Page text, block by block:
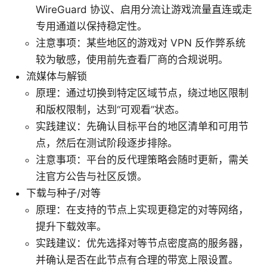
WireGuard 协议、启用分流让游戏流量直连或走
专用通道以保持稳定性。
注意事项：某些地区的游戏对 VPN 反作弊系统
较为敏感，使用前先查看厂商的合规说明。
流媒体与解锁
原理：通过切换到特定区域节点，绕过地区限制
和版权限制，达到“可观看”状态。
实践建议：先确认目标平台的地区清单和可用节
点，然后在测试阶段逐步排除。
注意事项：平台的反代理策略会随时更新，需关
注官方公告与社区反馈。
下载与种子/对等
原理：在支持的节点上实现更稳定的对等网络，
提升下载效率。
实践建议：优先选择对等节点密度高的服务器，
并确认是否在此节点有合理的带宽上限设置。